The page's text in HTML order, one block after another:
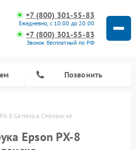
+7 (800) 301-55-83
Ежедневно, с 10:00 до 20:00
+7 (800) 301-55-83
Звонок бесплатный по РФ
Позвонить
8 Geneva в Смоленске
Epson PX-8